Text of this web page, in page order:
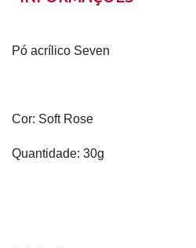
Pó acrílico Seven
Cor: Soft Rose
Quantidade: 30g